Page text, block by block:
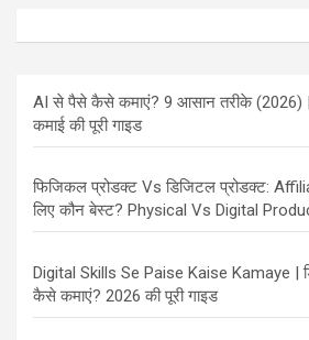
AI से पैसे कैसे कमाएं? 9 आसान तरीके
कमाई की पूरी गाइड
फिजिकल प्रोडक्ट Vs डिजिटल प्रोडक्ट:
लिए कौन बेस्ट? Physical Vs Digital
Digital Skills Se Paise Kaise Kamaye |
कैसे कमाएं? 2026 की पूरी गाइड